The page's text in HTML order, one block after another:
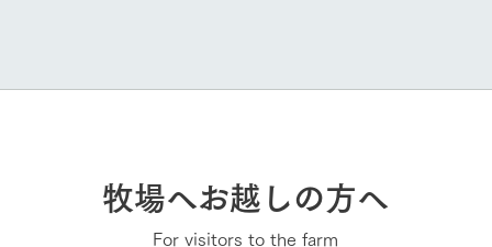
牧場へお越しの方へ
For visitors to the farm